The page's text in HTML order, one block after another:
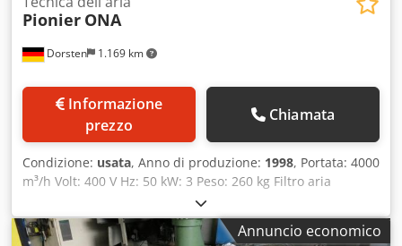
Dorsten 1.169 km
Pionier ONA
prezzo
Chiamata
Condizione: usata, Anno di produzione: 1998, Portata: 4000
m³/h Volt: 400 V Hz: 50 kW: 3 Peso: 260 kg Filtro aria
elettrico I dati tecnici sono forniti dal produttore o
dall’operatore e pertanto non sono per noi vincolanti. Ci
riserviamo la vendita intermedia; si applicanoAnnuncio economico